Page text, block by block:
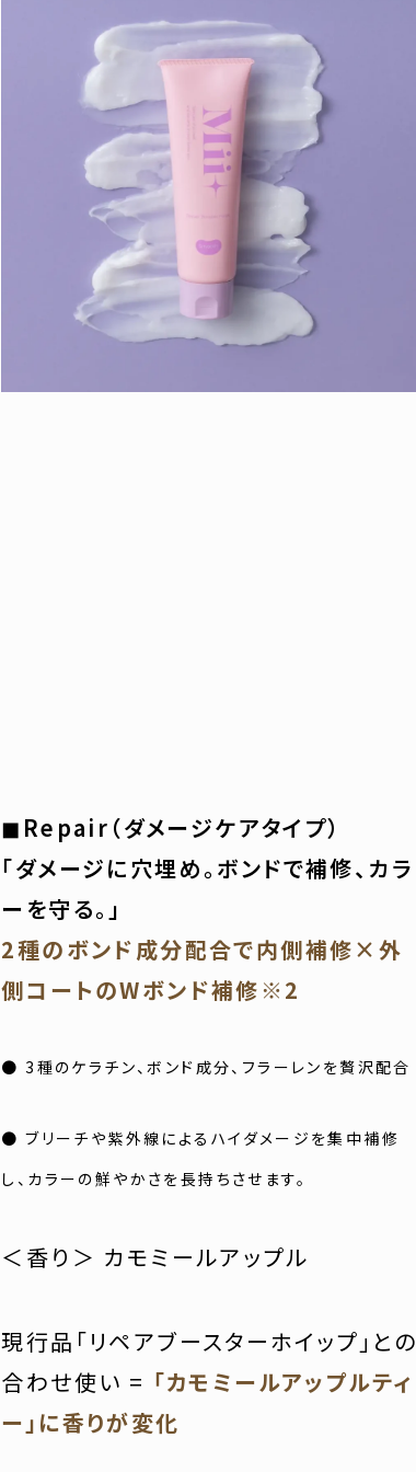
◼︎Repair（ダメージケアタイプ）
「ダメージに穴埋め。ボンドで補修、カラ
ーを守る。」
2種のボンド成分配合で内側補修×外
側コートのWボンド補修※2
● 3種のケラチン、ボンド成分、フラーレンを贅沢配合
● ブリーチや紫外線によるハイダメージを集中補修
し、カラーの鮮やかさを長持ちさせます。
＜香り＞ カモミールアップル
現行品「リペアブースターホイップ」との
合わせ使い = 「カモミールアップルティ
ー」に香りが変化